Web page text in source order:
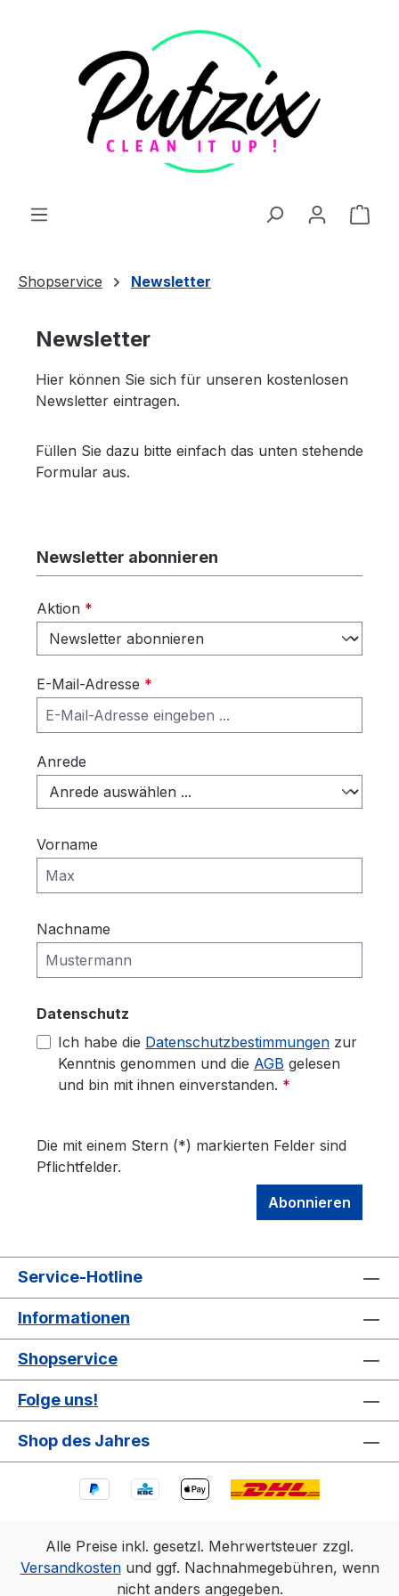
Shopservice Newsletter
Newsletter
Hier können Sie sich für unseren kostenlosen
Newsletter eintragen.
Füllen Sie dazu bitte einfach das unten stehende
Formular aus.
Newsletter abonnieren
Aktion *
E-Mail-Adresse *
Anrede
Vorname
Nachname
Datenschutz
Ich habe die Datenschutzbestimmungen zur
Kenntnis genommen und die AGB gelesen
und bin mit ihnen einverstanden. *
Die mit einem Stern (*) markierten Felder sind
Pflichtfelder.
Abonnieren
Service-Hotline
Informationen
Shopservice
Folge uns!
Shop des Jahres
Alle Preise inkl. gesetzl. Mehrwertsteuer zzgl.
Versandkostenund ggf. Nachnahmegebühren, wenn
nicht anders angegeben.